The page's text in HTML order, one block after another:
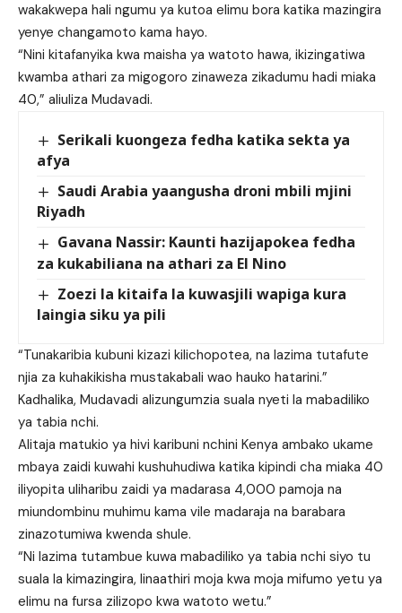
wakakwepa hali ngumu ya kutoa elimu bora katika mazingira
yenye changamoto kama hayo.
“Nini kitafanyika kwa maisha ya watoto hawa, ikizingatiwa
kwamba athari za migogoro zinaweza zikadumu hadi miaka
40,” aliuliza Mudavadi.
Serikali kuongeza fedha katika sekta ya
afya
Saudi Arabia yaangusha droni mbili mjini
Riyadh
Gavana Nassir: Kaunti hazijapokea fedha
za kukabiliana na athari za El Nino
Zoezi la kitaifa la kuwasjili wapiga kura
laingia siku ya pili
“Tunakaribia kubuni kizazi kilichopotea, na lazima tutafute
njia za kuhakikisha mustakabali wao hauko hatarini.”
Kadhalika, Mudavadi alizungumzia suala nyeti la mabadiliko
ya tabia nchi.
Alitaja matukio ya hivi karibuni nchini Kenya ambako ukame
mbaya zaidi kuwahi kushuhudiwa katika kipindi cha miaka 40
iliyopita uliharibu zaidi ya madarasa 4,000 pamoja na
miundombinu muhimu kama vile madaraja na barabara
zinazotumiwa kwenda shule.
“Ni lazima tutambue kuwa mabadiliko ya tabia nchi siyo tu
suala la kimazingira, linaathiri moja kwa moja mifumo yetu ya
elimu na fursa zilizopo kwa watoto wetu.”